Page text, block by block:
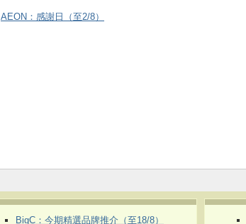
AEON：感謝日（至2/8）
BigC：今期精選品牌推介（至18/8）